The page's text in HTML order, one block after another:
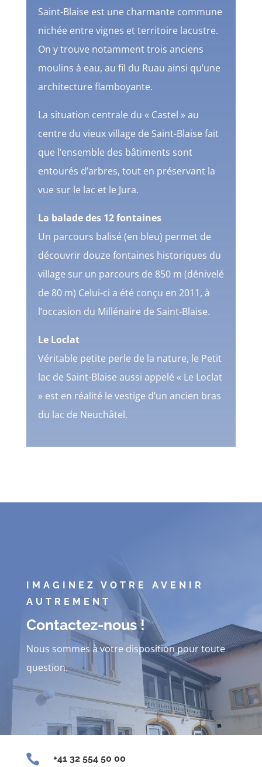
Saint-Blaise est une charmante commune
nichée entre vignes et territoire lacustre.
On y trouve notamment trois anciens
moulins à eau, au fil du Ruau ainsi qu’une
architecture flamboyante.
La situation centrale du « Castel » au
centre du vieux village de Saint-Blaise fait
que l’ensemble des bâtiments sont
entourés d’arbres, tout en préservant la
vue sur le lac et le Jura.
La balade des 12 fontaines
Un parcours balisé (en bleu) permet de
découvrir douze fontaines historiques du
village sur un parcours de 850 m (dénivelé
de 80 m) Celui-ci a été conçu en 2011, à
l’occasion du Millénaire de Saint-Blaise.
Le Loclat
Véritable petite perle de la nature, le Petit
lac de Saint-Blaise aussi appelé « Le Loclat
» est en réalité le vestige d’un ancien bras
du lac de Neuchâtel.
IMAGINEZ VOTRE AVENIR
AUTREMENT
Contactez-nous !
Nous sommes à votre disposition pour toute
question.
 +41 32 554 50 00